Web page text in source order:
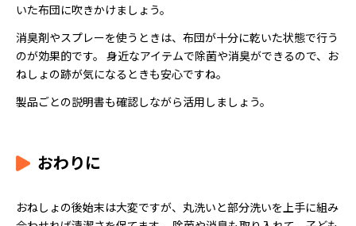
いた布団に吹きかけましょう。
消臭剤やスプレーを使うときは、布団が十分に乾いた状態で行う
のが効果的です。 身近なアイテムで除菌や消臭ができるので、お
ねしょの跡が気になるときも安心ですね。
製品ごとの説明書も確認しながら活用しましょう。
おわりに
おねしょの後始末は大変ですが、丸洗いと部分洗いを上手に組み